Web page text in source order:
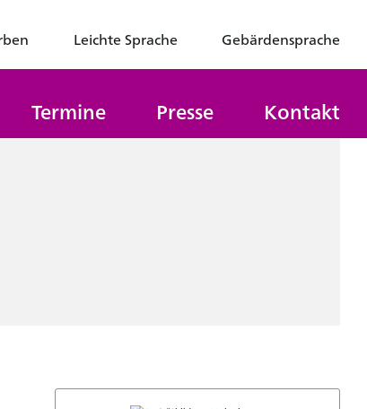
Leichte Sprache Gebärdensprache
Termine Presse Kontakt